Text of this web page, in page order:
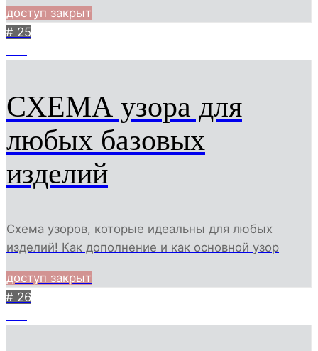
доступ закрыт
# 25
СХЕМА узора для
любых базовых
изделий
Схема узоров, которые идеальны для любых
изделий! Как дополнение и как основной узор
доступ закрыт
# 26